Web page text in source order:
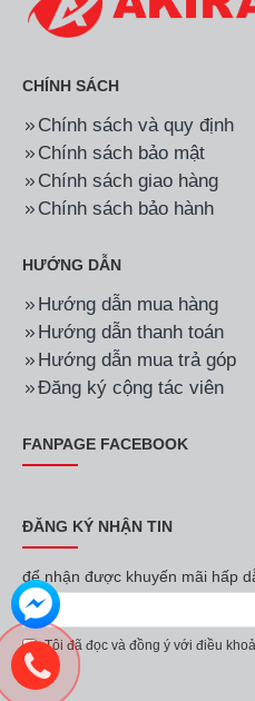
CHÍNH SÁCH
Chính sách và quy định
Chính sách bảo mật
Chính sách giao hàng
Chính sách bảo hành
HƯỚNG DẪN
Hướng dẫn mua hàng
Hướng dẫn thanh toán
Hướng dẫn mua trả góp
Đăng ký cộng tác viên
FANPAGE FACEBOOK
ĐĂNG KÝ NHẬN TIN
để nhận được khuyến mãi hấp
Tôi đã đọc và đồng ý với điều